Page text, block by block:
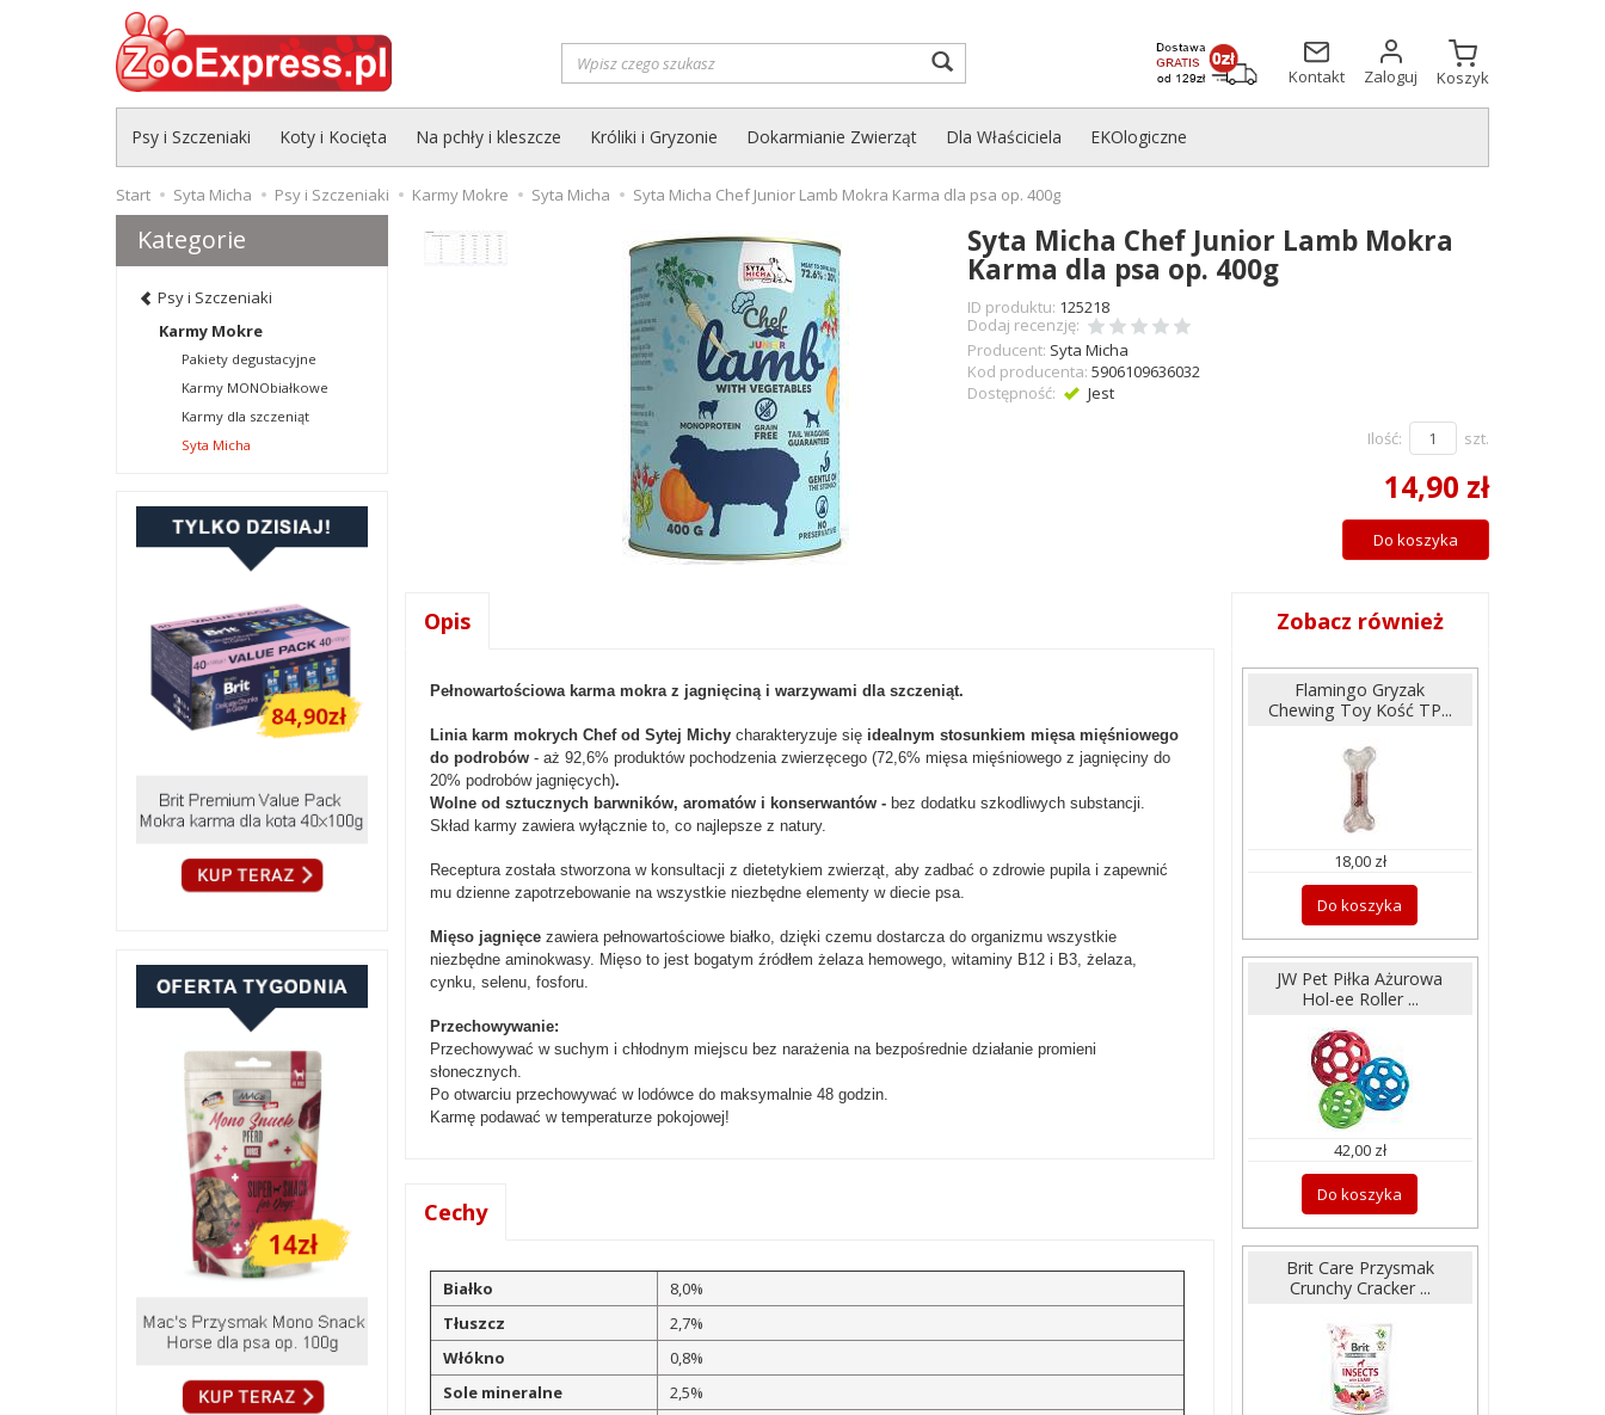
Kontakt
Zaloguj Koszyk
Psy i Szczeniaki Koty i Kocięta Na pchły i kleszcze Króliki i Gryzonie Dokarmianie Zwierząt Dla Właściciela EKOlogiczne
Start Syta Micha Psy i Szczeniaki Karmy Mokre Syta Micha Syta Micha Chef Junior Lamb Mokra Karma dla psa op. 400g
Syta Micha Chef Junior Lamb Mokra
Karma dla psa op. 400g
ID produktu: 125218
Dodaj recenzję:
Producent: Syta Micha
Kod producenta: 5906109636032
Dostępność:
Jest
Ilość: szt.
14,90 zł
Do koszyka
Opis
Pełnowartościowa karma mokra z jagnięciną i warzywami dla szczeniąt.
Linia karm mokrych Chef od Sytej Michycharakteryzuje się idealnym stosunkiem mięsa mięśniowego
do podrobów- aż 92,6% produktów pochodzenia zwierzęcego (72,6% mięsa mięśniowego z jagnięciny do
20% podrobów jagnięcych).
Wolne od sztucznych barwników, aromatów i konserwantów - bez dodatku szkodliwych substancji.
Skład karmy zawiera wyłącznie to, co najlepsze z natury.
Receptura została stworzona w konsultacji z dietetykiem zwierząt, aby zadbać o zdrowie pupila i zapewnić
mu dzienne zapotrzebowanie na wszystkie niezbędne elementy w diecie psa.
Mięso jagnięcezawiera pełnowartościowe białko, dzięki czemu dostarcza do organizmu wszystkie
niezbędne aminokwasy. Mięso to jest bogatym źródłem żelaza hemowego, witaminy B12 i B3, żelaza,
cynku, selenu, fosforu.
Przechowywanie:
Przechowywać w suchym i chłodnym miejscu bez narażenia na bezpośrednie działanie promieni
słonecznych.
Po otwarciu przechowywać w lodówce do maksymalnie 48 godzin.
Karmę podawać w temperaturze pokojowej!
Cechy
Białko
8,0%
Tłuszcz
2,7%
Włókno
0,8%
Sole mineralne
2,5%
Zobacz również
Flamingo Gryzak
Chewing Toy Kość TP...
18,00 zł
Do koszyka
JW Pet Piłka Ażurowa
Hol-ee Roller ...
42,00 zł
Do koszyka
Brit Care Przysmak
Crunchy Cracker ...
Kategorie
Psy i Szczeniaki
Karmy Mokre
Pakiety degustacyjne
Karmy MONObiałkowe
Karmy dla szczeniąt
Syta Micha